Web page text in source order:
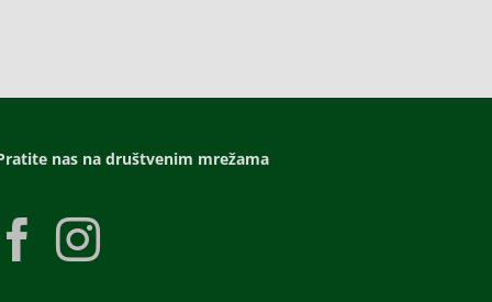
nas na društvenim mrežama